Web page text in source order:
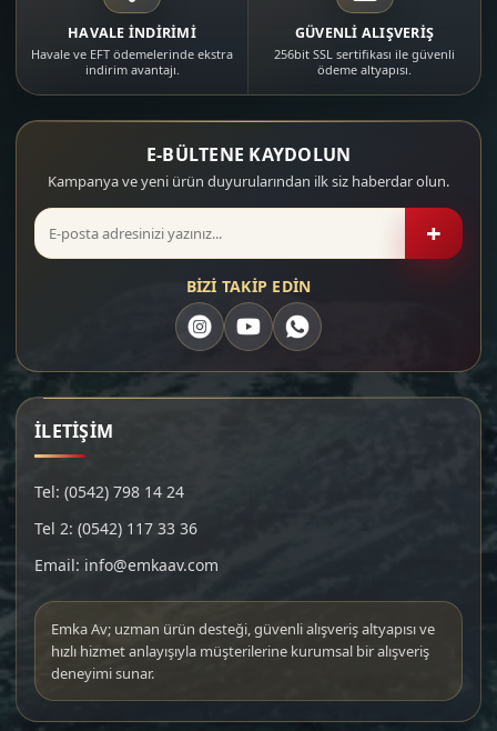
HAVALE İNDİRİMİ
Havale ve EFT ödemelerinde ekstra
indirim avantajı.
GÜVENLİ ALIŞVERİŞ
256bit SSL sertifikası ile güvenli
ödeme altyapısı.
E-BÜLTENE KAYDOLUN
Kampanya ve yeni ürün duyurularından ilk siz haberdar olun.
+
BİZİ TAKİP EDİN
İLETİŞİM
Tel: (0542) 798 14 24
Tel 2: (0542) 117 33 36
Email: info@emkaav.com
Emka Av; uzman ürün desteği, güvenli alışveriş altyapısı ve
hızlı hizmet anlayışıyla müşterilerine kurumsal bir alışveriş
deneyimi sunar.